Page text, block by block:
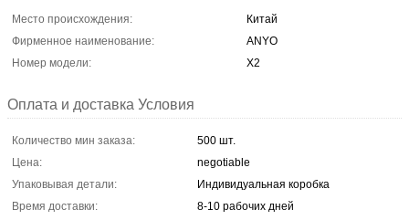
Место происхождения:
Китай
Фирменное наименование:
ANYO
Номер модели:
X2
Оплата и доставка Условия
Количество мин заказа:
500 шт.
Цена:
negotiable
Упаковывая детали:
Индивидуальная коробка
Время доставки:
8-10 рабочих дней